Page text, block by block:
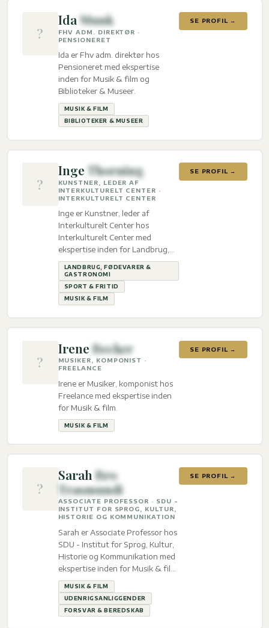
?
IdaMunk
FHV ADM. DIREKTØR ·
PENSIONERET
Ida er Fhv adm. direktør hos
Pensioneret med ekspertise
inden for Musik & film og
Biblioteker & Museer.
MUSIK & FILM
BIBLIOTEKER & MUSEER
SE PROFIL →
?
Inge Thorning
KUNSTNER, LEDER AF
INTERKULTURELT CENTER ·
INTERKULTURELT CENTER
Inge er Kunstner, leder af
Interkulturelt Center hos
Interkulturelt Center med
ekspertise inden for Landbrug,
fødevarer & gastronomi, Sport &
fritid og Musik & film.
LANDBRUG, FØDEVARER &
GASTRONOMI
SPORT & FRITID
MUSIK & FILM
SE PROFIL →
?
IreneBecker
MUSIKER, KOMPONIST ·
FREELANCE
Irene er Musiker, komponist hos
Freelance med ekspertise inden
for Musik & film.
MUSIK & FILM
SE PROFIL →
?
SarahBro
Trasmundi
ASSOCIATE PROFESSOR · SDU -
INSTITUT FOR SPROG, KULTUR,
HISTORIE OG KOMMUNIKATION
Sarah er Associate Professor hos
SDU - Institut for Sprog, Kultur,
Historie og Kommunikation med
ekspertise inden for Musik & film,
Udenrigsanliggender og Forsvar
& beredskab.
MUSIK & FILM
UDENRIGSANLIGGENDER
FORSVAR & BEREDSKAB
SE PROFIL →